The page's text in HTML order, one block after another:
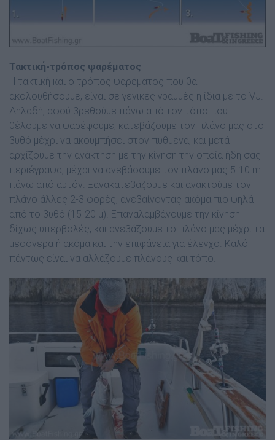
Τακτική-τρόπος ψαρέµατος
Η τακτική και ο τρόπος ψαρέµατος που θα
ακολουθήσουµε, είναι σε γενικές γραµµές η ίδια µε το VJ.
∆ηλαδή, αφού βρεθούµε πάνω από τον τόπο που
θέλουµε να ψαρέψουµε, κατεβάζουµε τον πλάνο µας στο
βυθό µέχρι να ακουµπήσει στον πυθµένα, και µετά
αρχίζουµε την ανάκτηση µε την κίνηση την οποία ήδη σας
περιέγραψα, µέχρι να ανεβάσουµε τον πλάνο µας 5-10 m
πάνω από αυτόν. Ξανακατεβάζουµε και ανακτούµε τον
πλάνο άλλες 2-3 φορές, ανεβαίνοντας ακόµα πιο ψηλά
από το βυθό (15-20 µ). Επαναλαµβάνουµε την κίνηση
δίχως υπερβολές, και ανεβάζουµε το πλάνο µας µέχρι τα
µεσόνερα ή ακόµα και την επιφάνεια για έλεγχο. Καλό
πάντως είναι να αλλάζουµε πλάνους και τόπο.